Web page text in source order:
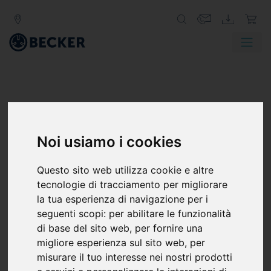
Noi usiamo i cookies
Questo sito web utilizza cookie e altre
tecnologie di tracciamento per migliorare
la tua esperienza di navigazione per i
seguenti scopi: per abilitare le funzionalità
di base del sito web, per fornire una
migliore esperienza sul sito web, per
misurare il tuo interesse nei nostri prodotti